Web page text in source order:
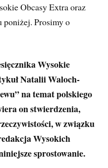
Obcasy Extra oraz
poniżej. Prosimy o
Wysokie
Natalii Waloch-
na temat polskiego
on stwierdzenia,
w związku
Wysokich
sprostowanie.